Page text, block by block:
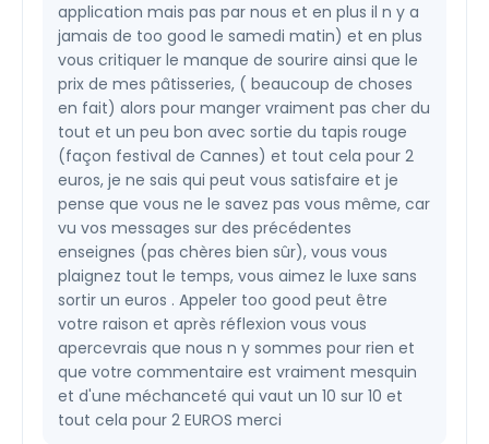
application mais pas par nous et en plus il n y a
jamais de too good le samedi matin) et en plus
vous critiquer le manque de sourire ainsi que le
prix de mes pâtisseries, ( beaucoup de choses
en fait) alors pour manger vraiment pas cher du
tout et un peu bon avec sortie du tapis rouge
(façon festival de Cannes) et tout cela pour 2
euros, je ne sais qui peut vous satisfaire et je
pense que vous ne le savez pas vous même, car
vu vos messages sur des précédentes
enseignes (pas chères bien sûr), vous vous
plaignez tout le temps, vous aimez le luxe sans
sortir un euros . Appeler too good peut être
votre raison et après réflexion vous vous
apercevrais que nous n y sommes pour rien et
que votre commentaire est vraiment mesquin
et d'une méchanceté qui vaut un 10 sur 10 et
tout cela pour 2 EUROS merci